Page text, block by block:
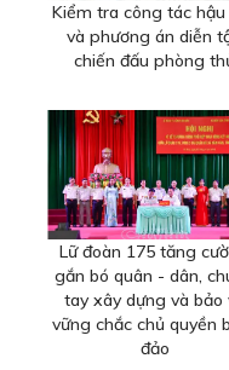
Kiểm tra công tác hậu
và phương án diễn
chiến đấu phòng
Lữ đoàn 175 tăng
gắn bó quân - dân,
tay xây dựng và bảo
vững chắc chủ quyền
đảo